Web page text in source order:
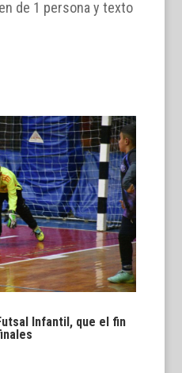
Infantil, que el fin